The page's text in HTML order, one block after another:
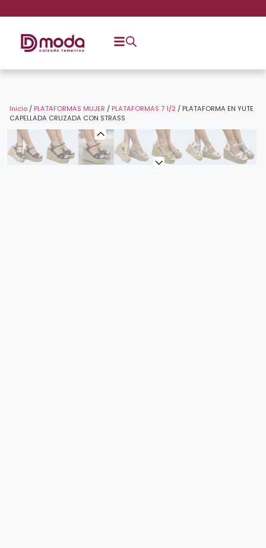
Inicio / PLATAFORMAS MUJER / PLATAFORMAS 7 1/2 / PLATAFORMA EN YUTE
CAPELLADA CRUZADA CON STRASS